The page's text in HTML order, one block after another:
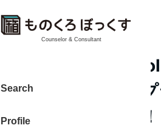
Counselor & Consultant
Search
Profile
[日刊 20131026
テナンス。カイロ
フレッシュしたよ！